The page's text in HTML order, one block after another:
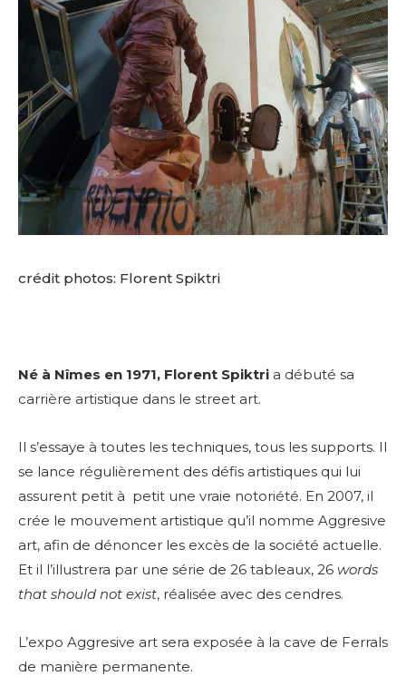
J'accepte lestermes et conditions
* Champ obligatoire
crédit photos: Florent Spiktri
Né à Nîmes en 1971, Florent Spiktri a débuté sa
carrière artistique dans le street art.
Il s’essaye à toutes les techniques, tous les supports. Il
se lance régulièrement des défis artistiques qui lui
assurent petit à petit une vraie notoriété. En 2007, il
crée le mouvement artistique qu’il nomme Aggresive
art, afin de dénoncer les excès de la société actuelle.
Et il l’illustrera par une série de 26 tableaux, 26 words
that should not exist, réalisée avec des cendres.
L’expo Aggresive art sera exposée à la cave de Ferrals
de manière permanente.